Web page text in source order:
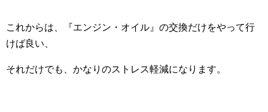
これからは、『エンジン・オイル』の交換だけをやって行
けば良い、
それだけでも、かなりのストレス軽減になります。